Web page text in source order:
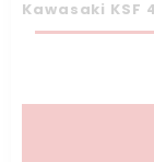
Kawasaki KSF